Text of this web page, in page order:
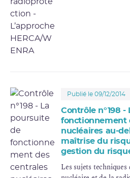
Publié le 09/12/2014
Contrôle n°198
fonctionnement
nucléaires au-
maîtrise du
gestion du
Les sujets